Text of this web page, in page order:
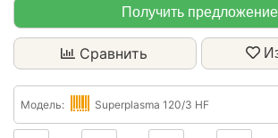
Получить предложение
Сравнить
Модель: Superplasma 120/3 HF